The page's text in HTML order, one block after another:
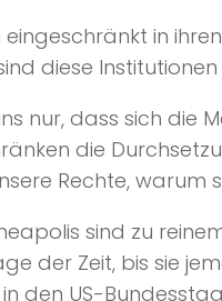
in
diese
nur, dass sich die
die
Rechte,
sind zu
der Zeit, bis sie
den US-